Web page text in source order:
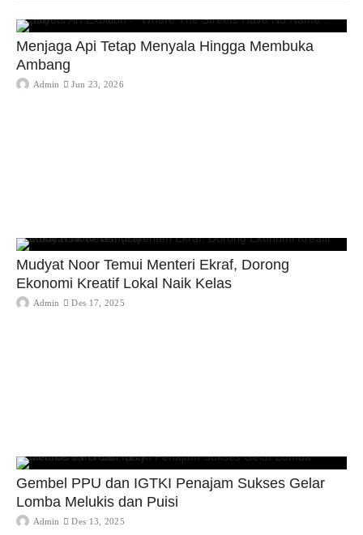
Menjaga Api Tetap Menyala Hingga Membuka
Ambang
Admin Jun 23, 2026
Mudyat Noor Temui Menteri Ekraf, Dorong
Ekonomi Kreatif Lokal Naik Kelas
Admin Des 17, 2025
Gembel PPU dan IGTKI Penajam Sukses Gelar
Lomba Melukis dan Puisi
Admin Des 13, 2025